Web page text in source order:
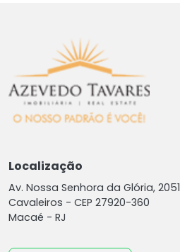
Localização
Av. Nossa Senhora da Glória, 2051
Cavaleiros - CEP 27920-360
Macaé - RJ